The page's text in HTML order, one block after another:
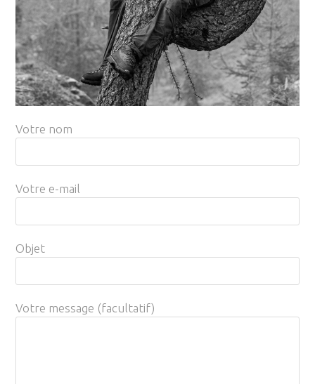
Votre nom
Votre e-mail
Objet
Votre message (facultatif)